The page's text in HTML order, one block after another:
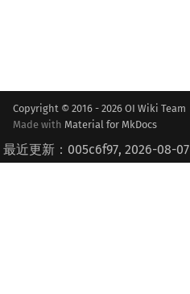
Copyright © 2016 - 2026 OI Wiki Team
Made with Material for MkDocs
最近更新：005c6f97, 2026-08-07